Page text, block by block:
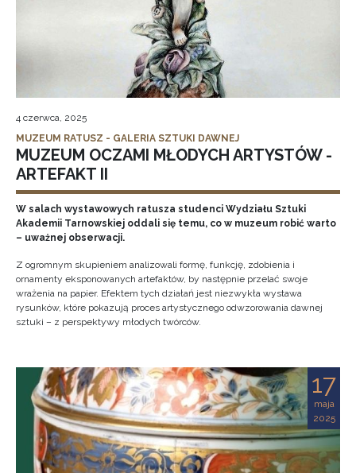
4 czerwca, 2025
MUZEUM RATUSZ - GALERIA SZTUKI DAWNEJ
MUZEUM OCZAMI MŁODYCH ARTYSTÓW -
ARTEFAKT II
W salach wystawowych ratusza studenci Wydziału Sztuki
Akademii Tarnowskiej oddali się temu, co w muzeum robić warto
– uważnej obserwacji.
Z ogromnym skupieniem analizowali formę, funkcję, zdobienia i
ornamenty eksponowanych artefaktów, by następnie przelać swoje
wrażenia na papier. Efektem tych działań jest niezwykła wystawa
rysunków, które pokazują proces artystycznego odwzorowania dawnej
sztuki – z perspektywy młodych twórców.
17
maja
2025